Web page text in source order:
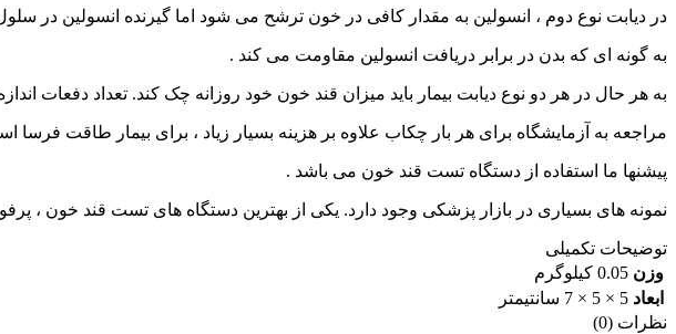
در دیابت نوع دوم ، انسولین به مقدار کافی در خون ترشح می شود اما گیرنده انسولین در
به گونه ای که بدن در برابر دریافت انسولین مقاومت می کند .
به هر حال در هر دو نوع دیابت بیمار باید میزان قند خون خود روزانه چک کند. تعداد دفعات
مراجعه به آزمایشگاه برای هر بار چکاب علاوه بر هزینه بسیار زیاد ، برای بیمار طاقت فرسا
پیشنها ما استفاده از دستگاه تست قند خون می باشد .
نمونه های بسیاری در بازار پزشکی وجود دارد. یکی از بهترین دستگاه های تست قند خون ،
توضیحات تکمیلی
وزن 0.05 کیلوگرم
ابعاد 5 × 5 × 7 سانتیمتر
نظرات (0)